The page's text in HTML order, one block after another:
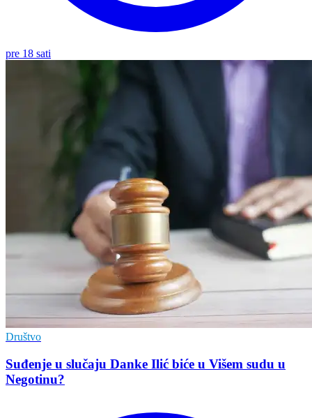
pre 18 sati
Društvo
Suđenje u slučaju Danke Ilić biće u Višem sudu u
Negotinu?